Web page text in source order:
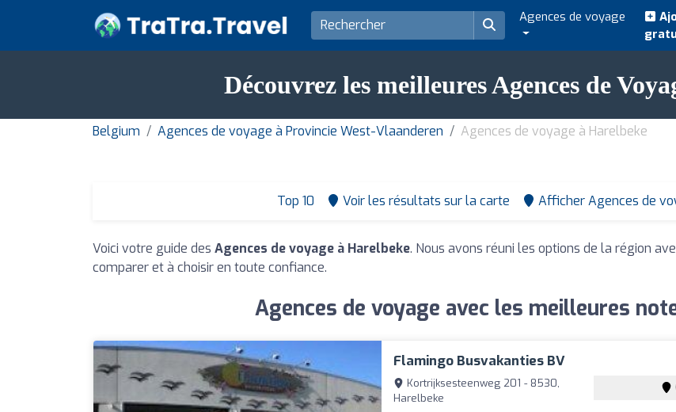
Agences de voyage
Découvrez les meilleures Agences de
Belgium Agences de voyage à Provincie West-Vlaanderen Agences de voyage à Harelbeke
Top 10 Voir les résultats sur la carte Afficher Agences de
Voici votre guide des Agences de voyage à Harelbeke. Nous avons réuni les options de la région
comparer et à choisir en toute confiance.
Agences de voyage avec les meilleures
Flamingo Busvakanties BV
Kortrijksesteenweg 201 - 8530,
Harelbeke